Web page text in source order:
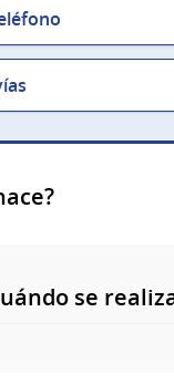
se